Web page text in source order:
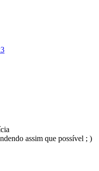
assim que possível ; )